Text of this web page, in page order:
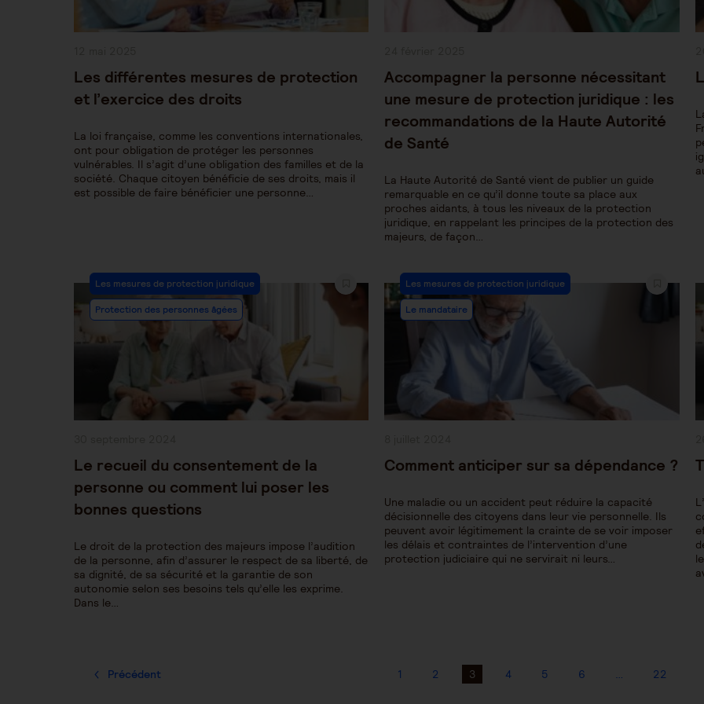
Les différentes mesures de protection
et l’exercice des droits
La loi française, comme les conventions internationales,
ont pour obligation de protéger les personnes
vulnérables. Il s’agit d’une obligation des familles et de la
société. Chaque citoyen bénéficie de ses droits, mais il
est possible de faire bénéficier une personne…
Accompagner la personne nécessitant
une mesure de protection juridique : les
recommandations de la Haute Autorité
de Santé
La Haute Autorité de Santé vient de publier un guide
remarquable en ce qu’il donne toute sa place aux
proches aidants, à tous les niveaux de la protection
juridique, en rappelant les principes de la protection des
majeurs, de façon…
Post
Category:
Les mesures de protection juridique
Protection des personnes âgées
Le recueil du consentement de la
personne ou comment lui poser les
bonnes questions
Le droit de la protection des majeurs impose l’audition
de la personne, afin d’assurer le respect de sa liberté, de
sa dignité, de sa sécurité et la garantie de son
autonomie selon ses besoins tels qu’elle les exprime.
Dans le…
Post
Category:
Les mesures de protection juridique
Le mandataire
Comment anticiper sur sa dépendance ?
Une maladie ou un accident peut réduire la capacité
décisionnelle des citoyens dans leur vie personnelle. Ils
peuvent avoir légitimement la crainte de se voir imposer
les délais et contraintes de l’intervention d’une
protection judiciaire qui ne servirait ni leurs…
Précédent 1 2 3 4 5 6 … 22